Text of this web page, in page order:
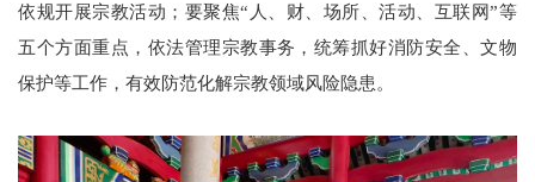
依规开展宗教活动；要聚焦“人、财、场所、活动、互联网”等
五个方面重点，依法管理宗教事务，统筹抓好消防安全、文物
保护等工作，有效防范化解宗教领域风险隐患。